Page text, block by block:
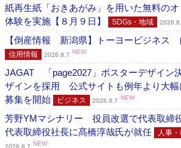
紙再生紙「おきあがみ」を用いた無料の
体験を実施【８月９日】
SDGs・地域
【倒産情報 新潟県】トーヨービジネス
信用情報 2026.8.7 NEW
JAGAT 「page2027」ポスターデザイン
ザインを採用 公式サイトも例年より大幅
募集を開始
ビジネス 2026.8.7 NEW
芳野YMマシナリー 役員改選で代表取締
代表取締役社長に髙橋淳哉氏が就任
人事
2026.8.7 NEW